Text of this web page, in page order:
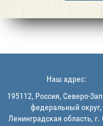
Наш адрес:
195112, Россия, Северо-
федеральный округ,
Ленинградская область, г.